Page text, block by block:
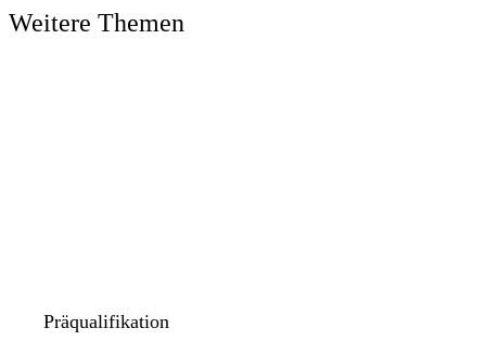
Weitere Themen
Präqualifikation